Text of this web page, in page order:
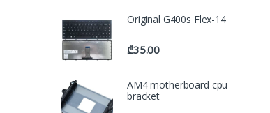
Original G400s Flex-14
₾35.00
AM4 motherboard cpu
bracket